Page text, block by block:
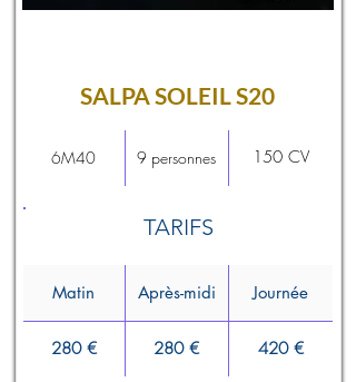
SALPA SOLEIL S20
6M40 9 personnes 150 CV
TARIFS
Matin Après-midi Journée
280 € 280 € 420 €